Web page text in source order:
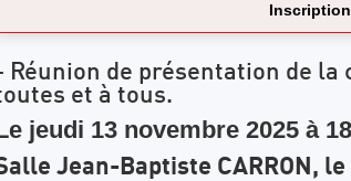
Inscription
Réunion de présentation de la
et à tous.
jeudi 13 novembre 2025 à
Jean-Baptiste CARRON,